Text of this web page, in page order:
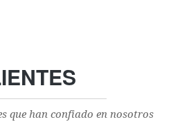
que han confiado en nosotros